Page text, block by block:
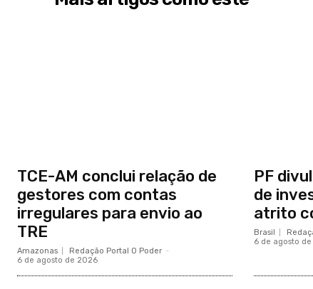
TCE-AM conclui relação de
gestores com contas
irregulares para envio ao
TRE
Amazonas Redação Portal O Poder -
6 de agosto de 2026
PF
de
atrito
Brasil
6 de agosto